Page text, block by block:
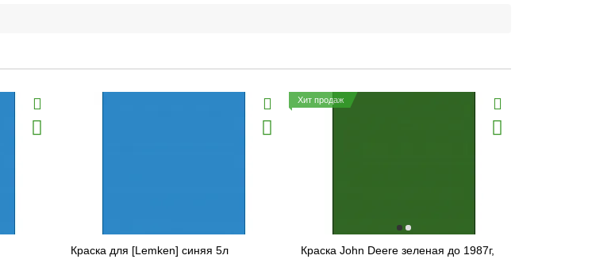
Краска для [Lemken] синяя 5л
Хит продаж
Краска John Deere зеленая до 1987г,